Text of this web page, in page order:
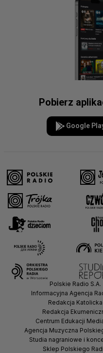
Pobierz
Google
Polskie Radio S.A.
Informacyjna Agencja
Redakcja Katolicka
Redakcja
Centrum Edukacji
Agencja Muzyczna
Studia nagraniowe i
Sklep Polskiego